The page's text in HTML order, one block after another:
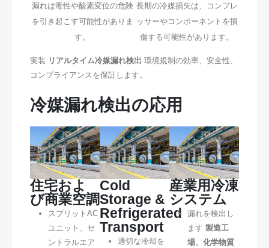
漏れは毒性や酸素変位の危険
を引き起こす可能性がありま
す。
長期の冷媒損失は、コンプレ
ッサーやコンポーネントを損
傷する可能性があります。
実装 リアルタイム冷媒漏れ検出 環境規制の効率、安全性、
コンプライアンスを保証します。
冷媒漏れ検出の応用
住宅およ
び商業空調
スプリットAC
ユニット、セ
ントラルエア
Cold
Storage &
Refrigerated
Transport
適切な冷却を
産業用冷凍
システム
漏れを検出し
ます 製造工
場、化学物質